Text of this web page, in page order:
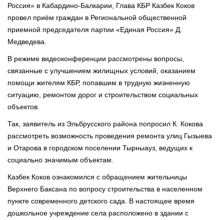
Россия» в Кабардино-Балкарии, Глава КБР Казбек Коков
провел приём граждан в Региональной общественной
приемной председателя партии «Единая Россия» Д.
Медведева.
В режиме видеоконференции рассмотрены вопросы,
связанные с улучшением жилищных условий, оказанием
помощи жителям КБР, попавшим в трудную жизненную
ситуацию, ремонтом дорог и строительством социальных
объектов.
Так, заявитель из Эльбрусского района попросил К. Кокова
рассмотреть возможность проведения ремонта улиц Гызыева
и Отарова в городском поселении Тырныауз, ведущих к
социально значимым объектам.
Казбек Коков ознакомился с обращением жительницы
Верхнего Баксана по вопросу строительства в населенном
пункте современного детского сада. В настоящее время
дошкольное учреждение села расположено в здании с